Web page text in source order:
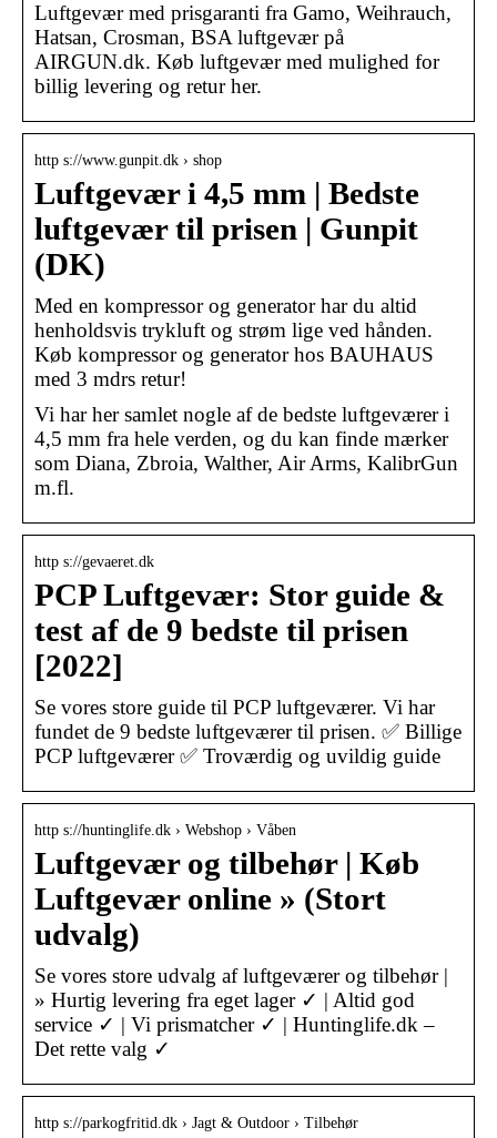
Luftgevær med prisgaranti fra Gamo, Weihrauch,
Hatsan, Crosman, BSA luftgevær på
AIRGUN.dk. Køb luftgevær med mulighed for
billig levering og retur her.
http s://www.gunpit.dk › shop
Luftgevær i 4,5 mm | Bedste
luftgevær til prisen | Gunpit
(DK)
Med en kompressor og generator har du altid
henholdsvis trykluft og strøm lige ved hånden.
Køb kompressor og generator hos BAUHAUS
med 3 mdrs retur!
Vi har her samlet nogle af de bedste luftgeværer i
4,5 mm fra hele verden, og du kan finde mærker
som Diana, Zbroia, Walther, Air Arms, KalibrGun
m.fl.
http s://gevaeret.dk
PCP Luftgevær: Stor guide &
test af de 9 bedste til prisen
[2022]
Se vores store guide til PCP luftgeværer. Vi har
fundet de 9 bedste luftgeværer til prisen. ✅ Billige
PCP luftgeværer ✅ Troværdig og uvildig guide
http s://huntinglife.dk › Webshop › Våben
Luftgevær og tilbehør | Køb
Luftgevær online » (Stort
udvalg)
Se vores store udvalg af luftgeværer og tilbehør |
» Hurtig levering fra eget lager ✓ | Altid god
service ✓ | Vi prismatcher ✓ | Huntinglife.dk –
Det rette valg ✓
http s://parkogfritid.dk › Jagt & Outdoor › Tilbehør